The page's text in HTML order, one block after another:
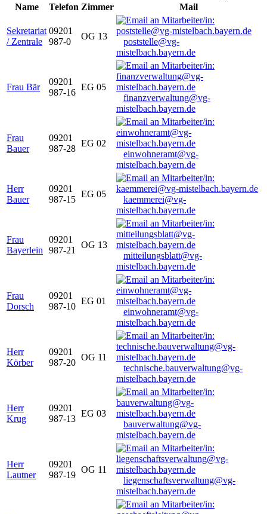
Name
Telefon Zimmer Mail
Sekretariat
/ Zentrale
09201
987-0
OG 13
poststelle@vg-
mistelbach.bayern.de
Frau Bär
09201
987-16
EG 05
finanzverwaltung@vg-
mistelbach.bayern.de
Frau
Bauer
09201
987-28
EG 02
einwohneramt@vg-
mistelbach.bayern.de
Herr
Bauer
09201
987-15
EG 05
kaemmerei@vg-
mistelbach.bayern.de
Frau
Bayerlein
09201
987-21
OG 13
mitteilungsblatt@vg-
mistelbach.bayern.de
Frau
Dorsch
09201
987-10
EG 01
einwohneramt@vg-
mistelbach.bayern.de
Herr
Körber
09201
987-20
OG 11
technische.bauverwaltung@vg-
mistelbach.bayern.de
Herr
Krug
09201
987-13
EG 03
bauverwaltung@vg-
mistelbach.bayern.de
Herr
Lautner
09201
987-19
OG 11
liegenschaftsverwaltung@vg-
mistelbach.bayern.de